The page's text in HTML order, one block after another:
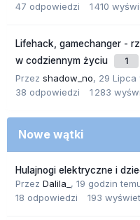
47 odpowiedzi 1 410
Lifehack, gamechanger -
w codziennym życiu
1
Przez shadow_no, 29 Lipca
38 odpowiedzi 1 283
Nowe wątki
Hulajnogi elektryczne i
Przez Dalila_ , 19 godzin
18 odpowiedzi 193